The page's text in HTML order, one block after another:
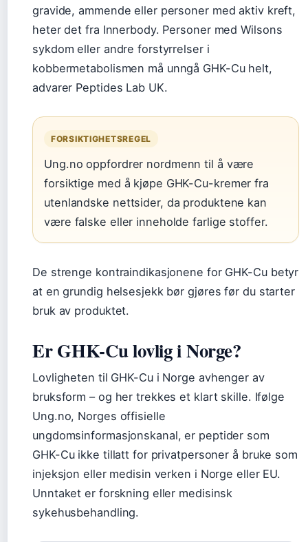
gravide, ammende eller personer med aktiv kreft,
heter det fra Innerbody. Personer med Wilsons
sykdom eller andre forstyrrelser i
kobbermetabolismen må unngå GHK-Cu helt,
advarer Peptides Lab UK.
FORSIKTIGHETSREGEL
Ung.no oppfordrer nordmenn til å være
forsiktige med å kjøpe GHK-Cu-kremer fra
utenlandske nettsider, da produktene kan
være falske eller inneholde farlige stoffer.
De strenge kontraindikasjonene for GHK-Cu betyr
at en grundig helsesjekk bør gjøres før du starter
bruk av produktet.
Er GHK-Cu lovlig i Norge?
Lovligheten til GHK-Cu i Norge avhenger av
bruksform – og her trekkes et klart skille. Ifølge
Ung.no, Norges offisielle
ungdomsinformasjonskanal, er peptider som
GHK-Cu ikke tillatt for privatpersoner å bruke som
injeksjon eller medisin verken i Norge eller EU.
Unntaket er forskning eller medisinsk
sykehusbehandling.